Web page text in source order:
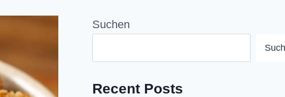
Suchen
Recent Posts